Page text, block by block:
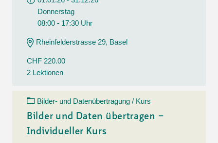
Donnerstag
08:00 - 17:30 Uhr
Rheinfelderstrasse 29, Basel
CHF 220.00
2 Lektionen
Bilder- und Datenübertragung / Kurs
Bilder und Daten übertragen –
Individueller Kurs